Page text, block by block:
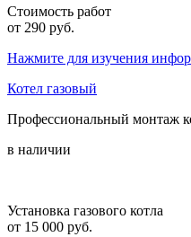
Стоимость работ
от 290 руб.
Нажмите для изучения
Котел газовый
Профессиональный монтаж
в наличии
Установка газового котла
от 15 000 руб.